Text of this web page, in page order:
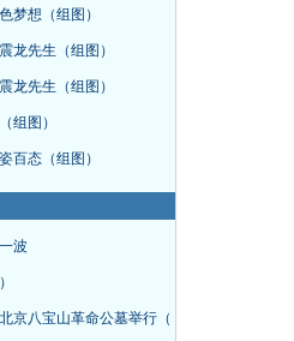
梦想（组图）
龙先生（组图）
龙先生（组图）
组图）
百态（组图）
波
京八宝山革命公墓举行（